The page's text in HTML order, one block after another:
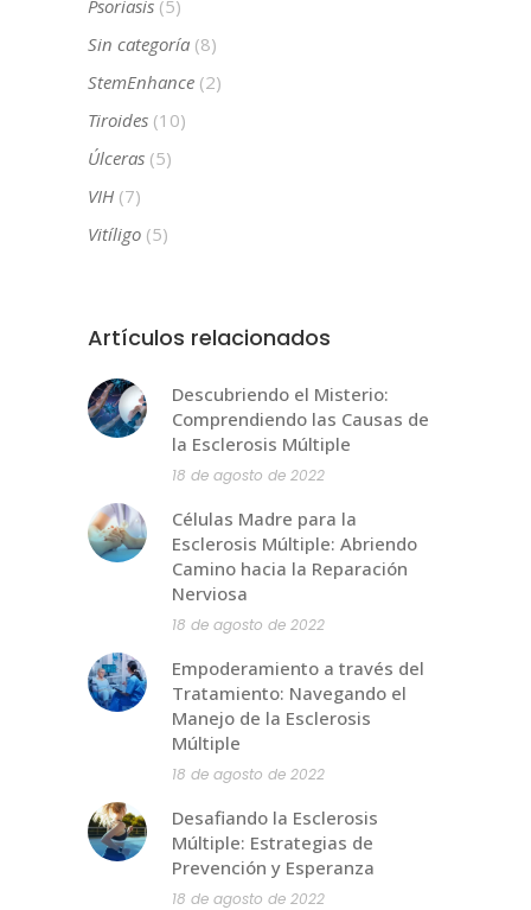
Psoriasis (5)
Sin categoría (8)
StemEnhance (2)
Tiroides (10)
Úlceras (5)
VIH (7)
Vitíligo (5)
Artículos relacionados
Descubriendo el Misterio:
Comprendiendo las Causas de
la Esclerosis Múltiple
18 de agosto de 2022
Células Madre para la
Esclerosis Múltiple: Abriendo
Camino hacia la Reparación
Nerviosa
18 de agosto de 2022
Empoderamiento a través del
Tratamiento: Navegando el
Manejo de la Esclerosis
Múltiple
18 de agosto de 2022
Desafiando la Esclerosis
Múltiple: Estrategias de
Prevención y Esperanza
18 de agosto de 2022